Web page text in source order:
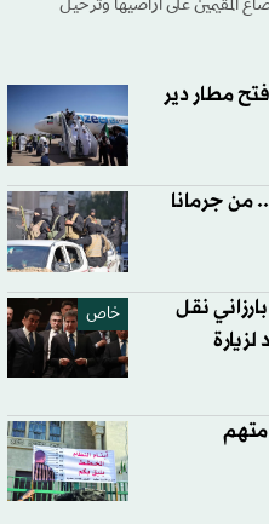
المقيمين على أراضيها وترحيل
مطار دير
جرمانا
خاص
نقل